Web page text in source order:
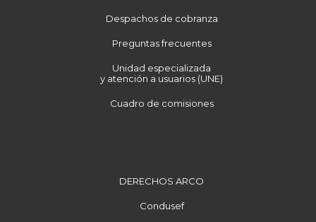
Despachos de cobranza
Preguntas frecuentes
Unidad especializada
y atención a usuarios (UNE)
Cuadro de comisiones
DERECHOS ARCO
Condusef